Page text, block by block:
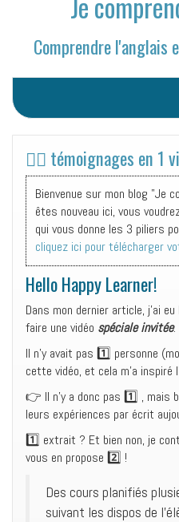
Comprendre
✌🏻 témoignages en 1
Bienvenue sur mon blog "Je
êtes nouveau ici, vous
qui vous donne les 3 piliers
cliquez ici pour télécharger
Hello Happy Learner!
Dans mon dernier article, j’ai
faire une vidéo spéciale invitée.
Il n’y avait pas 1️⃣ personne
cette vidéo, et cela m’a
👉 Il n’y a donc pas 1️⃣ , mais
leurs expériences par écrit
1️⃣ extrait ? Et bien non, je
vous en propose 2️⃣ !
Des cours planifiés
suivant les dispos de